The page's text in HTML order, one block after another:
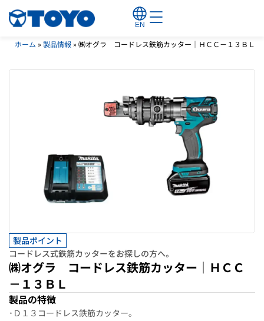
EN
ホーム »製品情報 »㈱オグラ コードレス鉄筋カッター｜ＨＣＣ－１３ＢＬ
製品ポイント
コードレス式鉄筋カッターをお探しの方へ。
㈱オグラ コードレス鉄筋カッター｜ＨＣＣ
－１３ＢＬ
製品の特徴
･Ｄ１３コードレス鉄筋カッター｡